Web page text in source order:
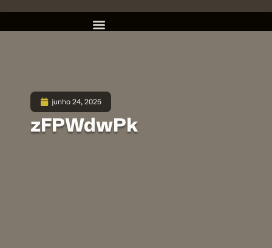
junho 24, 2025
zFPWdwPk